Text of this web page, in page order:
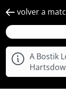
volver a
A Bostik